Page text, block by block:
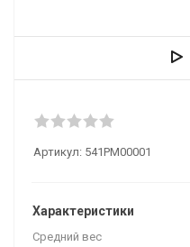
Артикул: 541РМ00001
Характеристики
Средний вес